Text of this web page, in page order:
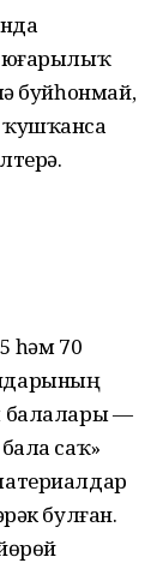
юғарылыҡ
буйһонмай,
һәм 70
балалары —
саҡ»
булған.